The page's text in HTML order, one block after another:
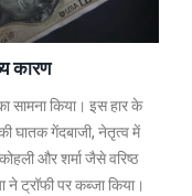
कारण
सामना किया। इस हार के
घातक गेंदबाजी, नेतृत्व में
और शर्मा जैसे वरिष्ठ
ट्रॉफी पर कब्जा किया।